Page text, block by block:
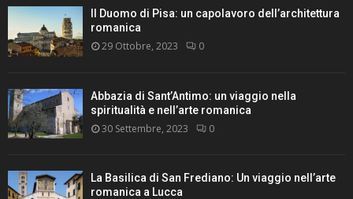
Il Duomo di Pisa: un capolavoro dell’architettura
romanica
29 Ottobre, 2023 0
Abbazia di Sant’Antimo: un viaggio nella
spiritualità e nell’arte romanica
30 Settembre, 2023 0
La Basilica di San Frediano: Un viaggio nell’arte
romanica a Lucca